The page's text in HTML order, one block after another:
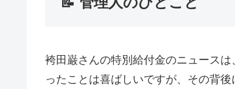
袴田巌さんの特別給付金のニュース
ったことは喜ばしいですが、その背